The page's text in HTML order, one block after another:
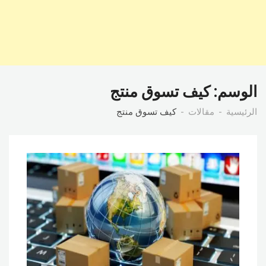
الوسم:كيف تسوق منتج
الرئيسية مقالات كيف تسوق منتج